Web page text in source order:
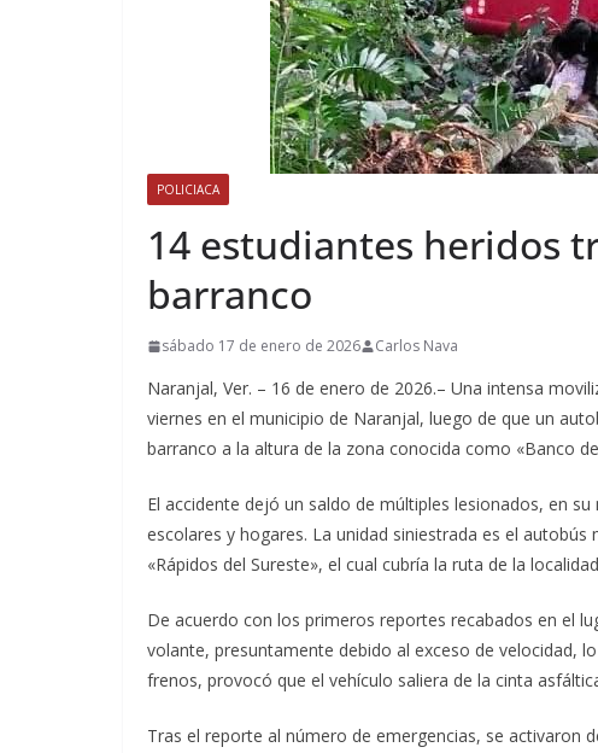
POLICIACA
14 estudiantes heridos
barranco
sábado 17 de enero de 2026 Carlos Nava
Naranjal, Ver. – 16 de enero de 2026.– Una intensa
viernes en el municipio de Naranjal, luego de que un
barranco a la altura de la zona conocida como «Banco
El accidente dejó un saldo de múltiples lesionados, en
escolares y hogares. La unidad siniestrada es el
«Rápidos del Sureste», el cual cubría la ruta de la
De acuerdo con los primeros reportes recabados en el
volante, presuntamente debido al exceso de velocidad,
frenos, provocó que el vehículo saliera de la cinta
Tras el reporte al número de emergencias, se activaron